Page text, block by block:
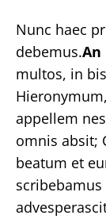
Nunc haec
debemus.
multos, in
appellem
omnis absit;
beatum et